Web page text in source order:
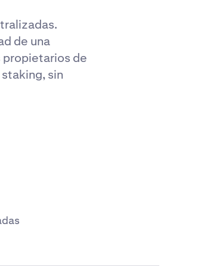
de una
propietarios de
sin